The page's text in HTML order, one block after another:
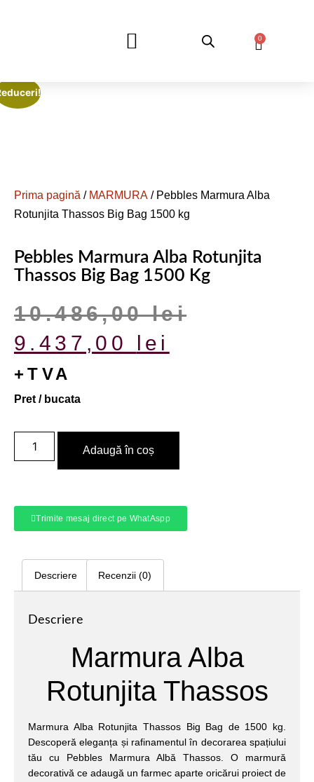
0
Prima pagină / MARMURA / Pebbles Marmura Alba
Rotunjita Thassos Big Bag 1500 kg
Pebbles Marmura Alba Rotunjita
Thassos Big Bag 1500 Kg
10.486,00lei
9.437,00 lei
+TVA
Pret / bucata
Adaugă în coș
Trimite mesaj direct pe WhatAspp
Descriere Recenzii (0)
Descriere
Marmura Alba
Rotunjita Thassos
Marmura Alba Rotunjita Thassos Big Bag de 1500 kg.
Descoperă eleganța și rafinamentul în decorarea spațiului
tău cu Pebbles Marmura Albă Thassos. O marmură
decorativă ce adaugă un farmec aparte oricărui proiect de